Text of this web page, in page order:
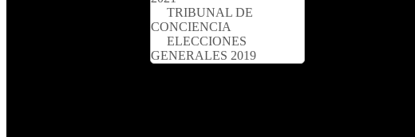
TRIBUNAL DE
CONCIENCIA
ELECCIONES
GENERALES 2019